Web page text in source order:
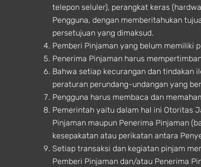
telepon seluler), perangkat keras
Pengguna, dengan memberitahukan
persetujuan yang dimaksud.
Pemberi Pinjaman yang belum memiliki
Penerima Pinjaman harus
Bahwa setiap kecurangan dan tindakan
peraturan perundang-undangan yang
Pengguna harus membaca dan
Pemerintah yaitu dalam hal ini Otoritas
Pinjaman maupun Penerima Pinjaman
kesepakatan atau perikatan antara
Setiap transaksi dan kegiatan pinjam
Pemberi Pinjaman dan/atau Penerima